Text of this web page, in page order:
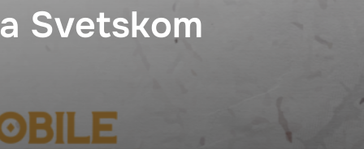
Svetskom